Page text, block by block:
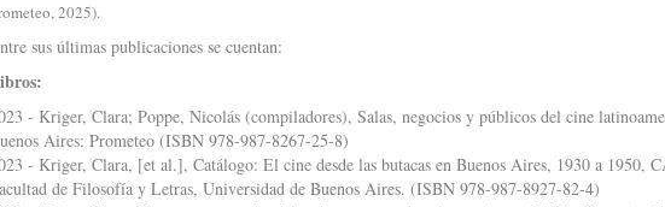
2025).
sus últimas publicaciones se cuentan:
- Kriger, Clara; Poppe, Nicolás (compiladores), Salas, negocios y públicos del cine
Aires: Prometeo (ISBN 978-987-8267-25-8)
- Kriger, Clara, [et al.], Catálogo: El cine desde las butacas en Buenos Aires, 1930 a 1950,
de Filosofía y Letras, Universidad de Buenos Aires. (ISBN 978-987-8927-82-4)